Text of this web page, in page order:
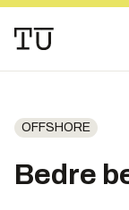
OFFSHORE
Bedre